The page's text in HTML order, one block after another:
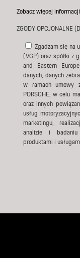
Zobacz więcej informacji
ZGODY OPCJONALNE
Zgadzam się na
(VGP) oraz spółki z
and Eastern
danych, danych
w ramach umowy
PORSCHE, w celu
oraz innych
usług
marketingu,
analizie i badaniu
produktami i